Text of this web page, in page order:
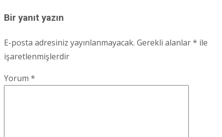
Bir yanıt yazın
E-posta adresiniz yayınlanmayacak. Gerekli alanlar* ile
işaretlenmişlerdir
Yorum *